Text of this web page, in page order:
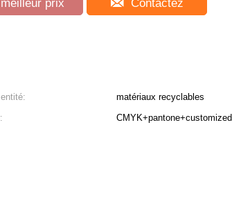
meilleur prix Contactez
matériaux recyclables
CMYK+pantone+customized